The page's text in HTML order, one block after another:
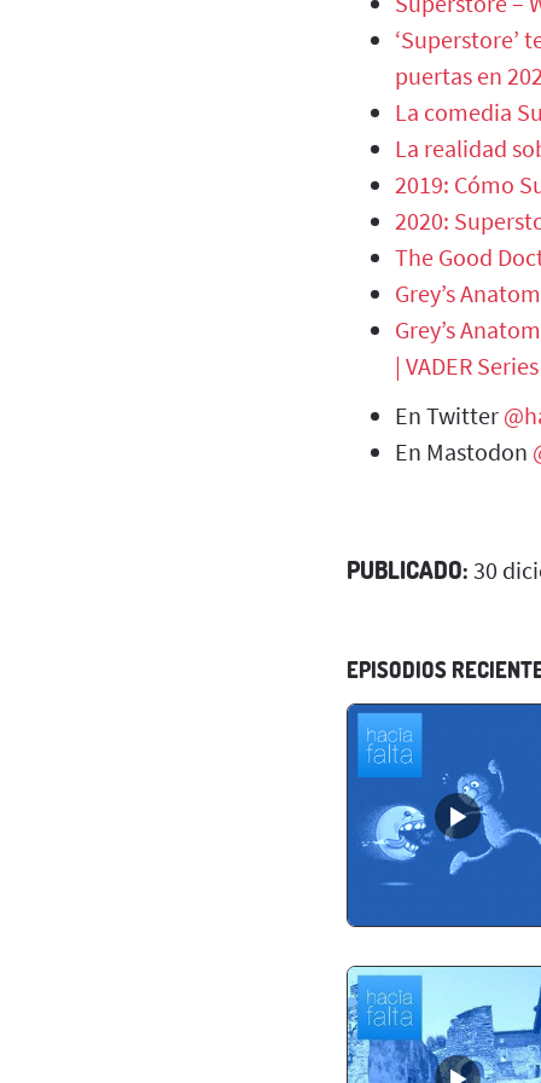
‘Superstore’
puertas en
La comedia
La realidad
2019: Cómo
2020:
The Good
Grey’s
Grey’s
| VADER Series
En Twitter
En Mastodon
PUBLICADO: 30
EPISODIOS